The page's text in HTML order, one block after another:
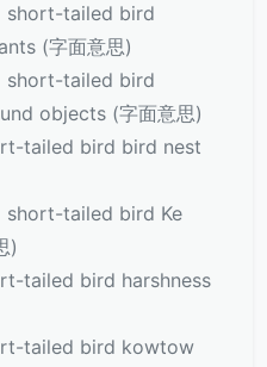
short-tailed bird
(字面意思)
short-tailed bird
objects (字面意思)
tailed bird bird nest
short-tailed bird Ke
)
tailed bird harshness
tailed bird kowtow